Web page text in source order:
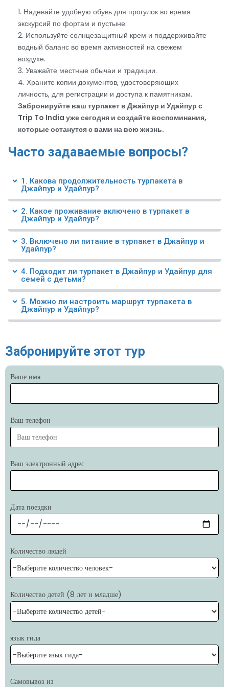
1. Надевайте удобную обувь для прогулок во время
экскурсий по фортам и пустыне.
2. Используйте солнцезащитный крем и поддерживайте
водный баланс во время активностей на свежем
воздухе.
3. Уважайте местные обычаи и традиции.
4. Храните копии документов, удостоверяющих
личность, для регистрации и доступа к памятникам.
Забронируйте ваш турпакет в Джайпур и Удайпур с
Trip To India уже сегодня и создайте воспоминания,
которые останутся с вами на всю жизнь.
Часто задаваемые вопросы?
1. Какова продолжительность турпакета в
Джайпур и Удайпур?
2. Какое проживание включено в турпакет в
Джайпур и Удайпур?
3. Включено ли питание в турпакет в Джайпур и
Удайпур?
4. Подходит ли турпакет в Джайпур и Удайпур для
семей с детьми?
5. Можно ли настроить маршрут турпакета в
Джайпур и Удайпур?
Забронируйте этот тур
Ваше имя
Ваш телефон
Ваш электронный адрес
Дата поездки
Количество людей
Количество детей (8 лет и младше)
язык гида
Самовывоз из